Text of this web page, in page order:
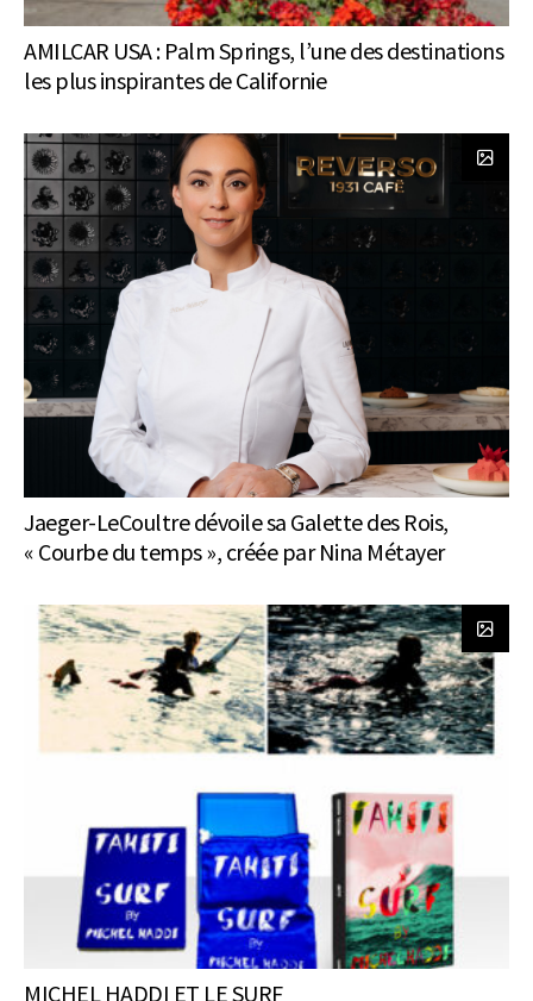
AMILCAR USA : Palm Springs, l’une des destinations
les plus inspirantes de Californie
Jaeger-LeCoultre dévoile sa Galette des Rois,
« Courbe du temps », créée par Nina Métayer
MICHEL HADDI ET LE SURF